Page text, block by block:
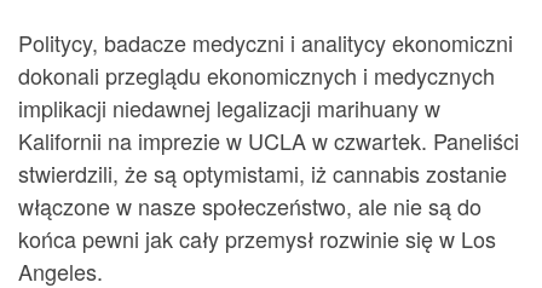
Politycy, badacze medyczni i analitycy ekonomiczni
dokonali przeglądu ekonomicznych i medycznych
implikacji niedawnej legalizacji marihuany w
Kalifornii na imprezie w UCLA w czwartek. Paneliści
stwierdzili, że są optymistami, iż cannabis zostanie
włączone w nasze społeczeństwo, ale nie są do
końca pewni jak cały przemysł rozwinie się w Los
Angeles.